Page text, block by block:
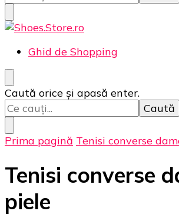
Shoes.Store.ro ❤️
Incaltaminte online la cele mai
Ghid de Shopping
Cauți
ceva?
Caută orice și apasă enter.
Prima pagină Tenisi converse
Tenisi converse
piele